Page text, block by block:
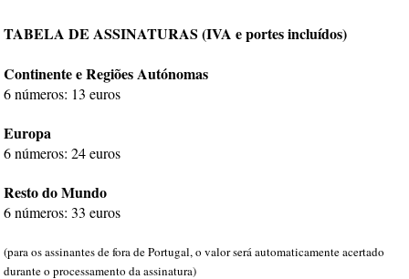
TABELA DE ASSINATURAS (IVA e portes incluídos)
Continente e Regiões Autónomas
6 números: 13 euros
Europa
6 números: 24 euros
Resto do Mundo
6 números: 33 euros
(para os assinantes de fora de Portugal, o valor será automaticamente acertado
durante o processamento da assinatura)